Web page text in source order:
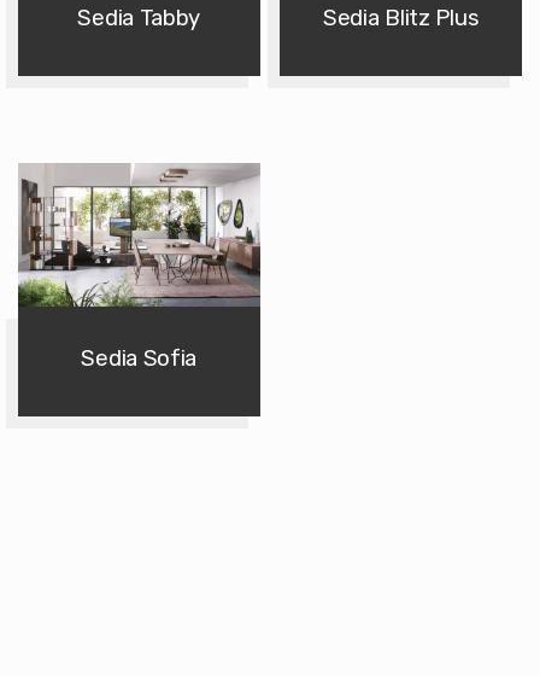
Sedia Tabby Sedia Blitz Plus
Sedia Sofia